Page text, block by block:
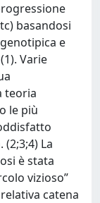
basandosi
e
Varie
teoria
le più
La
è stata
vizioso”
catena